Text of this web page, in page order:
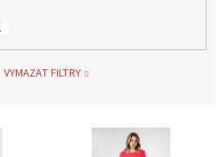
VYMAZAT FILTRY